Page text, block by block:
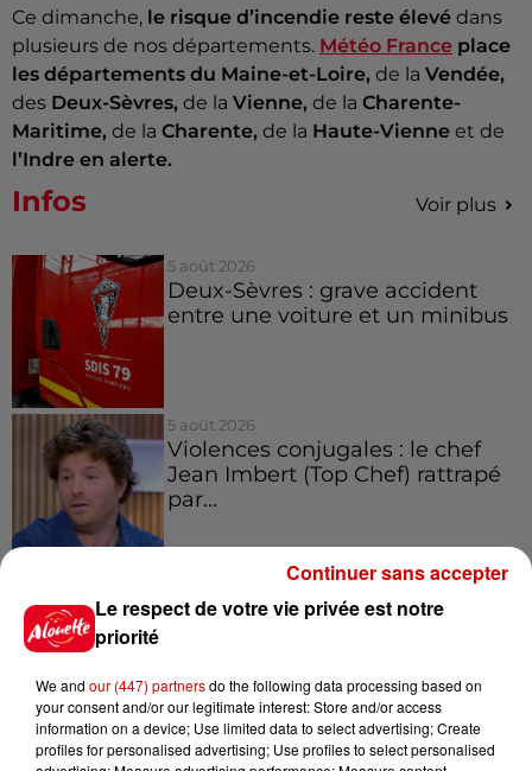
Ce dimanche, le risque d’incendie reste élevé dans
plusieurs de nos départements. Météo France place
les départements du Maine-et-Loire, de la Vendée,
des Deux-Sèvres, de la Vienne, de la Charente-
Maritime, de la Charente, de la Haute-Vienne et de
l’Indre en alerte.
Infos Voir plus
5 août 2026
Deux-Sèvres : grave accident
entre une voiture et un minibus
5 août 2026
Violences conjugales : le chef
Jean Imbert (Top Chef) rattrapé
par...
"Attention au démarchage
5 août 2026
À LA UNE : incendie à La
Le respect de votre vie privée est notre
priorité
We and our (447) partnersdo the following data processing based on
your consent and/or our legitimate interest: Store and/or access
information on a device; Use limited data to select advertising; Create
profiles for personalised advertising; Use profiles to select personalised
Continuer sans accepter